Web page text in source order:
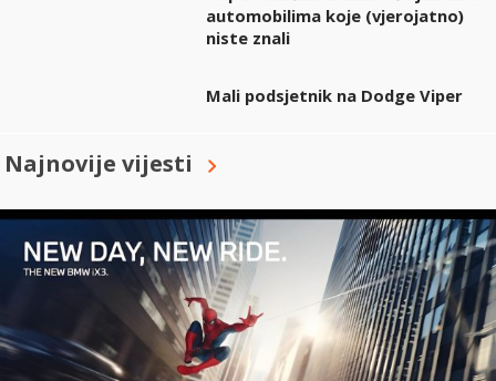
automobilima koje (vjerojatno)
niste znali
Mali podsjetnik na Dodge Viper
Najnovije vijesti